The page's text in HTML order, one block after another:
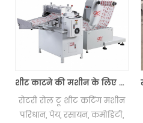
शीट काटने की मशीन के लिए रोल
रोटरी रोल टू शीट कटिंग मशीन
परिधान, पेय, रसायन, कमोडिटी,